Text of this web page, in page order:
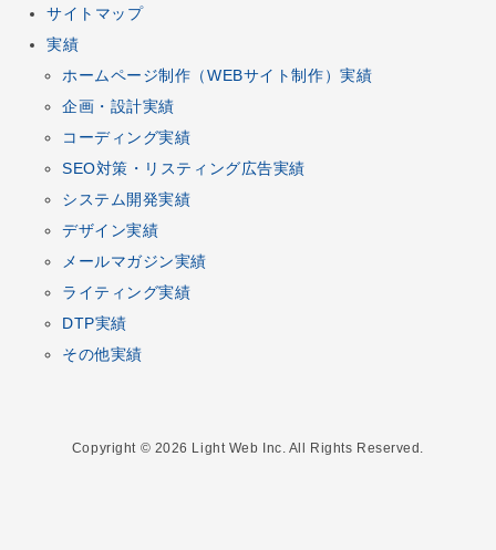
サイトマップ
実績
ホームページ制作 （WEBサイト制作）実績
企画 ・ 設計実績
コーディング実績
SEO対策 ・ リスティング広告実績
システム開発実績
デザイン実績
メールマガジン実績
ライティング実績
DTP実績
その他実績
Copyright © 2026 Light Web Inc. All Rights Reserved.